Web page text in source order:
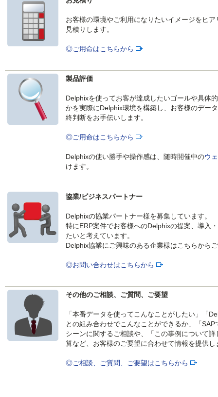
お客様の環境やご利用になりたいイメージをヒ
見積りします。
◎ご用命はこちらから
製品評価
Delphixを使ってお客が達成したいゴールや具体
かを実際にDelphix環境を構築し、お客様のデー
終判断をお手伝いします。
◎ご用命はこちらから
Delphixの使い勝手や操作感は、随時開催中のウ
けます。
協業/ビジネスパートナー
Delphixの協業パートナー様を募集しています。
特にERP案件でお客様へのDelphixの提案、導入
たいと考えています。
Delphix協業にご興味のある企業様はこちらから
◎お問い合わせはこちらから
その他のご相談、ご質問、ご要望
「本番データを使ってこんなことがしたい」「
との組み合わせでこんなことができるか」「
シーンに関するご相談や、「この事例について
算など、お客様のご要望に合わせて情報を提供し
◎ご相談、ご質問、ご要望はこちらから